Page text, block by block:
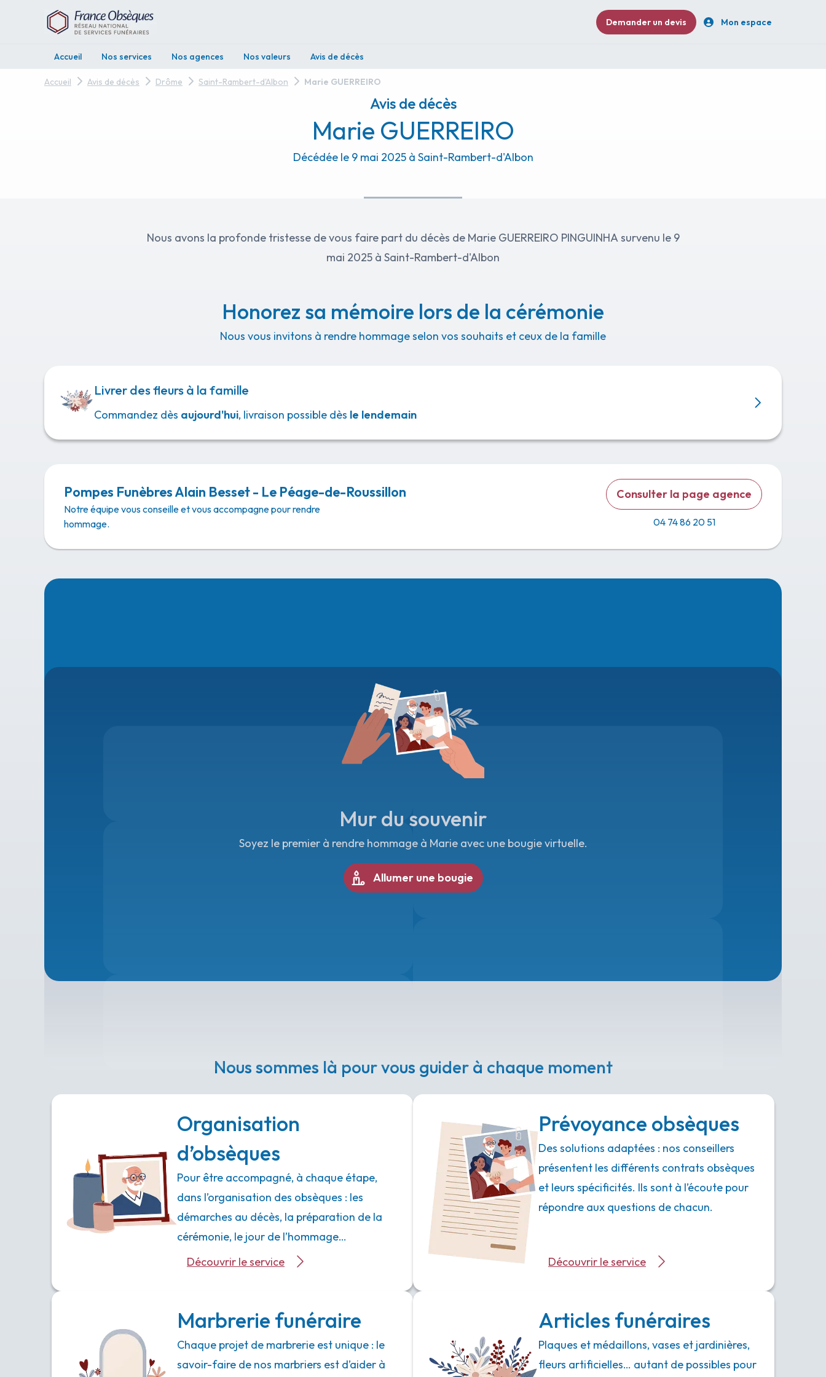
Demander un devis Mon espace
Accueil Nos services Nos agences Nos valeurs Avis de décès
Accueil Avis de décès Drôme Saint-Rambert-d'Albon Marie GUERREIRO
Avis de décès
Marie GUERREIRO
Décédée le 9 mai 2025 à Saint-Rambert-d'Albon
Nous avons la profonde tristesse de vous faire part du décès de Marie GUERREIRO PINGUINHA survenu le 9
mai 2025 à Saint-Rambert-d'Albon
Honorez sa mémoire lors de la cérémonie
Nous vous invitons à rendre hommage selon vos souhaits et ceux de la famille
Livrer des fleurs à la famille
Commandez dès aujourd'hui, livraison possible dès le lendemain
Pompes Funèbres Alain Besset - Le Péage-de-Roussillon
Notre équipe vous conseille et vous accompagne pour rendre
hommage.
Consulter la page agence
04 74 86 20 51
Mur du souvenir
Soyez le premier à rendre hommage à Marie avec une bougie virtuelle.
Allumer une bougie
Nous sommes là pour vous guider à chaque moment
Organisation
d’obsèques
Pour être accompagné, à chaque étape,
dans l’organisation des obsèques : les
démarches au décès, la préparation de la
cérémonie, le jour de l’hommage…
Découvrir le service
Prévoyance obsèques
Des solutions adaptées : nos conseillers
présentent les différents contrats obsèques
et leurs spécificités. Ils sont à l’écoute pour
répondre aux questions de chacun.
Découvrir le service
Marbrerie funéraire
Chaque projet de marbrerie est unique : le
savoir-faire de nos marbriers est d’aider à
Articles funéraires
Plaques et médaillons, vases et jardinières,
fleurs artificielles… autant de possibles pour